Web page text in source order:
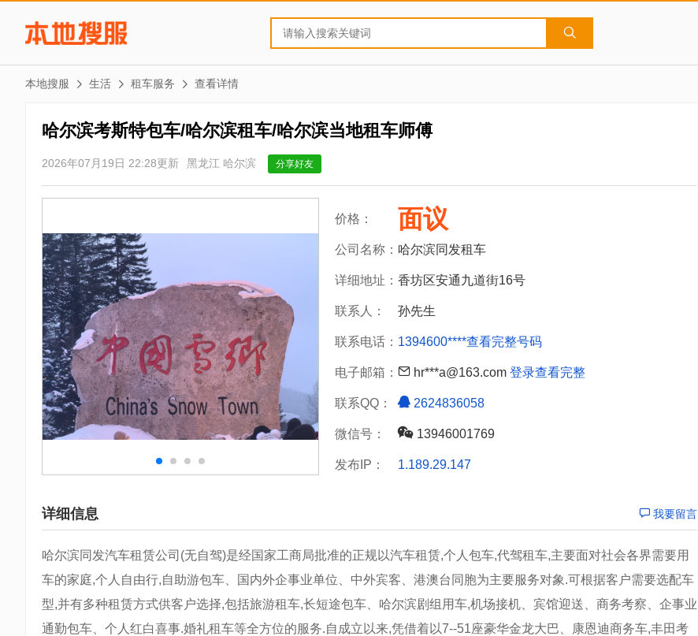
本地搜服 生活 租车服务 查看详情
哈尔滨考斯特包车/哈尔滨租车/哈尔滨当地租车师傅
2026年07月19日 22:28更新 黑龙江 哈尔滨 分享好友
价格： 面议
公司名称： 哈尔滨同发租车
详细地址： 香坊区安通九道街16号
联系人： 孙先生
联系电话： 1394600****查看完整号码
电子邮箱： hr***a@163.com 登录查看完整
联系QQ： 2624836058
微信号： 13946001769
发布IP： 1.189.29.147
详细信息 我要留言
哈尔滨同发汽车租赁公司(无自驾)是经国家工商局批准的正规以汽车租赁,个人包车,代驾租车,主要面对社会各界需要用
车的家庭,个人自由行,自助游包车、国内外企事业单位、中外宾客、港澳台同胞为主要服务对象.可根据客户需要选配车
型,并有多种租赁方式供客户选择,包括旅游租车,长短途包车、哈尔滨剧组用车,机场接机、宾馆迎送、商务考察、企事业
通勤包车、个人红白喜事.婚礼租车等全方位的服务.自成立以来,凭借着以7--51座豪华金龙大巴、康恩迪商务车,丰田考